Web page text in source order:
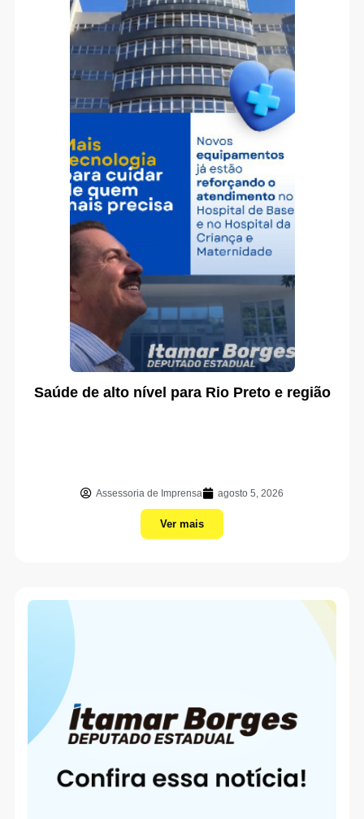
Saúde de alto nível para Rio Preto e região
Assessoria de Imprensa agosto 5, 2026
Ver mais